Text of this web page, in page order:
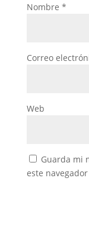
Nombre *
Correo
Web
Guarda mi
este